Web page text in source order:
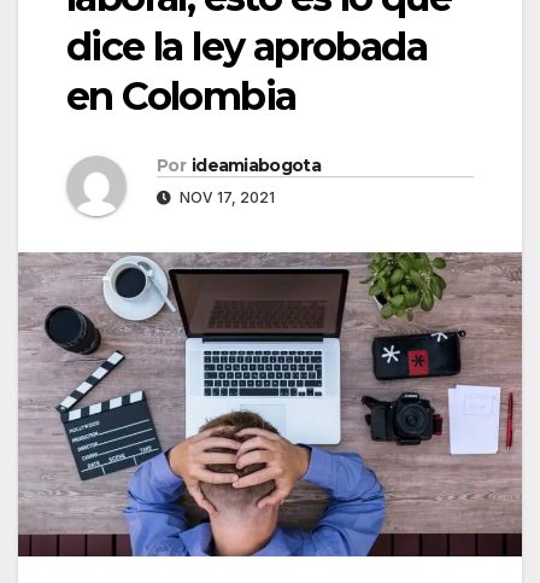
dice la ley aprobada
en Colombia
Por ideamiabogota
NOV 17, 2021